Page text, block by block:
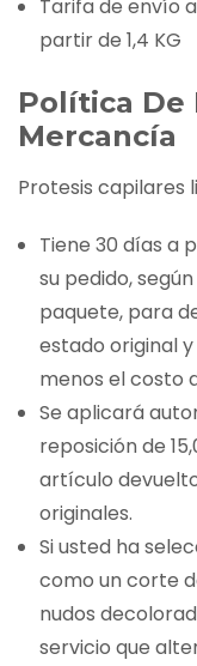
Tarifa de envío
partir de 1,4 KG
Política De
Mercancía
Protesis capilares
Tiene 30 días a
su pedido,
paquete, para
estado original
menos el costo
Se aplicará
reposición de
artículo
originales.
Si usted ha
como un corte
nudos
servicio que